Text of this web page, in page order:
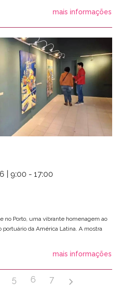
mais informações
| 9:00 - 17:00
no Porto, uma vibrante homenagem ao
portuário da América Latina. A mostra
mais informações
5 6 7